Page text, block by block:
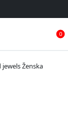
0
jewels Ženska